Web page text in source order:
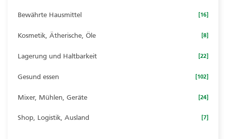
Bewährte Hausmittel [16]
Kosmetik, Ätherische, Öle [8]
Lagerung und Haltbarkeit [22]
Gesund essen [102]
Mixer, Mühlen, Geräte [24]
Shop, Logistik, Ausland [7]